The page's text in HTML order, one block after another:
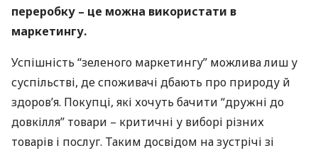
переробку – це можна використати в
маркетингу.
Успішність “зеленого маркетингу” можлива лиш у
суспільстві, де споживачі дбають про природу й
здоров’я. Покупці, які хочуть бачити “дружні до
довкілля” товари – критичні у виборі різних
товарів і послуг. Таким досвідом на зустрічі зі